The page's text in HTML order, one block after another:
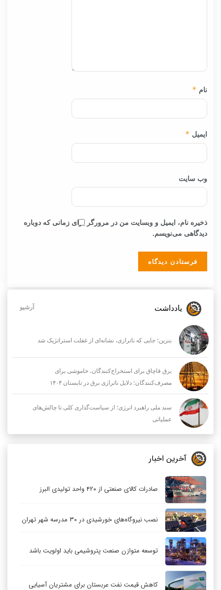
نام *
ایمیل *
وب‌ سایت
ذخیره نام، ایمیل و وبسایت من در مرورگر برای زمانی که دوباره
دیدگاهی می‌نویسم.
یادداشت آرشیو
بنزین؛ جایی که ناترازی، نشانه‌ای از غفلت استراتژیک شد
برق قاچاق برای استخراج‌کنندگان، خاموشی برای
مصرف‌کنندگان؛ دلایل ناترازی برق در تابستان ۱۴۰۴
سند ملی راهبرد انرژی؛ از سیاست‌گذاری کلی تا چالش‌های
عملیاتی
آخرین اخبار
صادرات کالای صنعتی از ۴۲۰ واحد تولیدی البرز
نصب نیروگاه‌های خورشیدی در ۳۰ مدرسه شهر تهران
توسعه متوازن صنعت پتروشیمی باید اولویت باشد
کاهش قیمت نفت عربستان برای مشتریان آسیایی